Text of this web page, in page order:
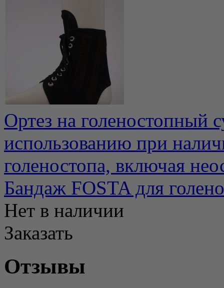
Ортез на голеностопный
использованию при
голеностопа, включая
Бандаж FOSTA для
Нет в наличии
Заказать
Отзывы